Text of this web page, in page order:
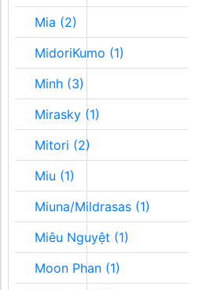
Mia (2)
MidoriKumo (1)
Minh (3)
Mirasky (1)
Mitori (2)
Miu (1)
Miuna/Mildrasas (1)
Miêu Nguyệt (1)
Moon Phan (1)